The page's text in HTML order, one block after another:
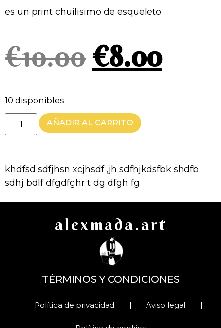
es un print chuilisimo de esqueleto
€10.00€8.00
10 disponibles
AÑADIR AL CARRITO
khdfsd sdfjhsn xcjhsdf ,jh sdfhjkdsfbk shdfb
sdhj bdlf dfgdfghr t dg dfgh fg
alexmada.art
TÉRMINOS Y CONDICIONES
Política de privacidad Aviso legal